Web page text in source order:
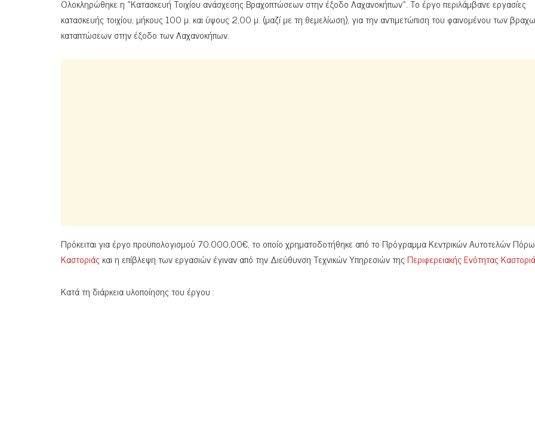
Ολοκληρώθηκε η «Κατασκευή Τοιχίου ανάσχεσης Βραχοπτώσεων στην έξοδο Λαχανοκήπων». Το έργο περιλάμβανε εργασίες
κατασκευής τοιχίου, μήκους 100 μ. και ύψους 2,00 μ. (μαζί με τη θεμελίωση), για την αντιμετώπιση του φαινομένου των
καταπτώσεων στην έξοδο των Λαχανοκήπων.
Πρόκειται για έργο προϋπολογισμού 70.000,00€, το οποίο χρηματοδοτήθηκε από το Πρόγραμμα Κεντρικών Αυτοτελών
Καστοριάςκαι η επίβλεψη των εργασιών έγιναν από την Διεύθυνση Τεχνικών Υπηρεσιών τηςΠεριφερειακής Ενότητας
Κατά τη διάρκεια υλοποίησης του έργου :